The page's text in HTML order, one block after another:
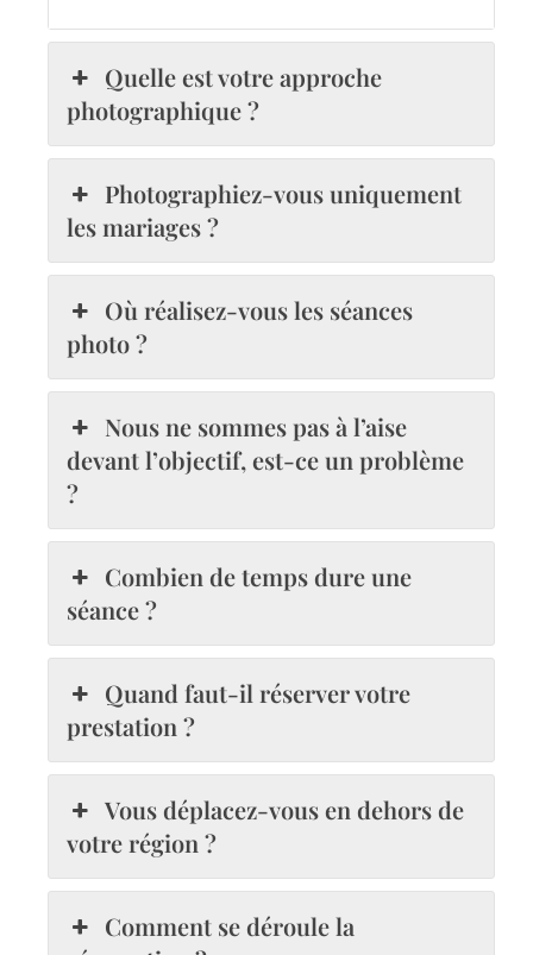
Quelle est votre approche
photographique ?
Photographiez-vous uniquement
les mariages ?
Où réalisez-vous les séances
photo ?
Nous ne sommes pas à l’aise
devant l’objectif, est-ce un problème
?
Combien de temps dure une
séance ?
Quand faut-il réserver votre
prestation ?
Vous déplacez-vous en dehors de
votre région ?
Comment se déroule la